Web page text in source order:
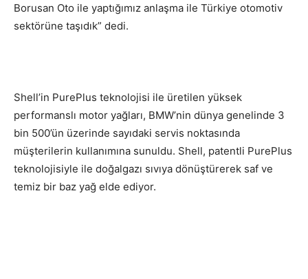
Borusan Oto ile yaptığımız anlaşma ile Türkiye otomotiv
sektörüne taşıdık” dedi.
Shell’in PurePlus teknolojisi ile üretilen yüksek
performanslı motor yağları, BMW’nin dünya genelinde 3
bin 500’ün üzerinde sayıdaki servis noktasında
müşterilerin kullanımına sunuldu. Shell, patentli PurePlus
teknolojisiyle ile doğalgazı sıvıya dönüştürerek saf ve
temiz bir baz yağ elde ediyor.